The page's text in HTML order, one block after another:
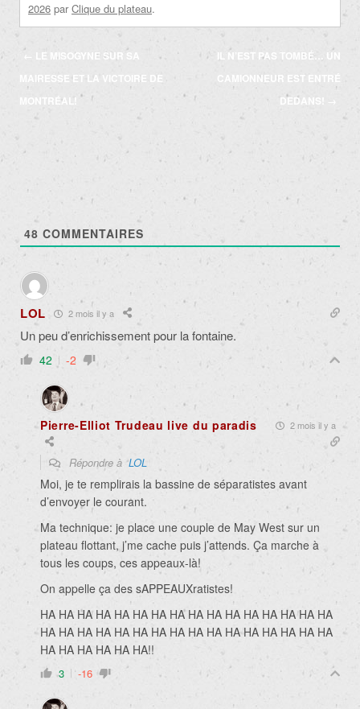
2026 par Clique du plateau.
Navigation
des
articles
←
LE MISOGYNE SUR SA
MAIRESSE ET LA VICTOIRE DE
MONTRÉAL!
IL N’EST PAS TOMBÉ… UN
CAMIONNEUR EST ENTRÉ
DEDANS!
→
48 COMMENTAIRES
LOL 2 mois il y a
Un peu d’enrichissement pour la fontaine.
42 -2
Pierre-Elliot Trudeau live du paradis 2 mois il y a
Répondre àLOL
Moi, je te remplirais la bassine de séparatistes avant
d’envoyer le courant.
Ma technique: je place une couple de May West sur un
plateau flottant, j’me cache puis j’attends. Ça marche à
tous les coups, ces appeaux-là!
On appelle ça des sAPPEAUXratistes!
HA HA HA HA HA HA HA HA HA HA HA HA HA HA HA HA
HA HA HA HA HA HA HA HA HA HA HA HA HA HA HA HA
HA HA HA HA HA HA!!
3 -16